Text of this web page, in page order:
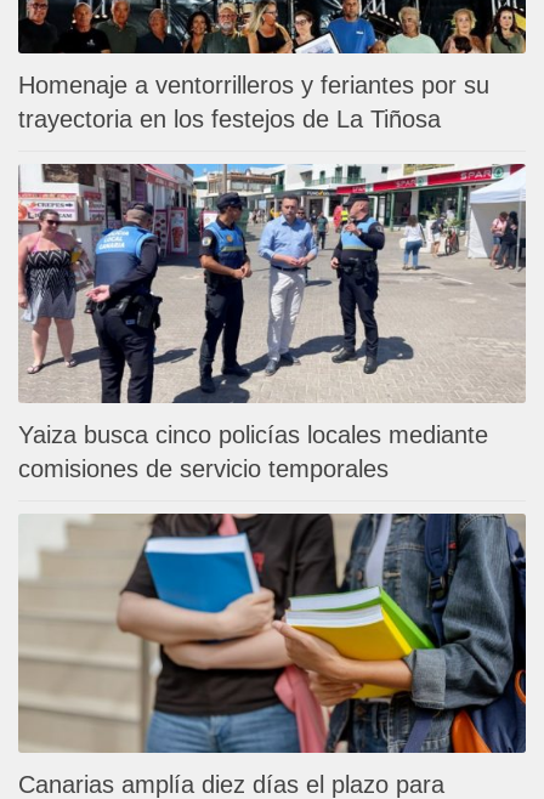
Homenaje a ventorrilleros y feriantes por su
trayectoria en los festejos de La Tiñosa
Yaiza busca cinco policías locales mediante
comisiones de servicio temporales
Canarias amplía diez días el plazo para